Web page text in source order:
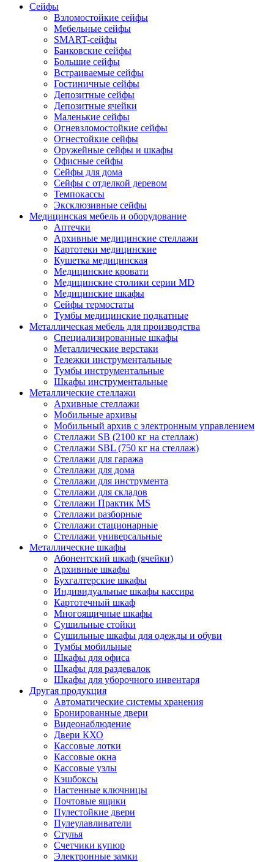
Сейфы
Взломостойкие сейфы
Мебельные сейфы
SMART-сейфы
Банковские сейфы
Большие сейфы
Встраиваемые сейфы
Гостиничные сейфы
Депозитные сейфы
Депозитные ячейки
Маленькие сейфы
Огневзломостойкие сейфы
Огнестойкие сейфы
Оружейные сейфы и шкафы
Офисные сейфы
Сейфы для дома
Сейфы с отделкой деревом
Темпокассы
Эксклюзивные сейфы
Медицинская мебель и оборудование
Аптечки
Архивные медицинские стеллажи
Картотеки медицинские
Кушетка медицинская
Медицинские кровати
Медицинские столики серии MD
Медицинские шкафы
Сейфы термостаты
Тумбы медицинские подкатные
Металлическая мебель для производства
Cпециализированные шкафы
Металлические верстаки
Тележки инструментальные
Тумбы инструментальные
Шкафы инструментальные
Металлические стеллажи
Архивные стеллажи
Мобильные архивы
Мобильный архив с электронным управлением
Стеллажи SB (2100 кг на стеллаж)
Стеллажи SBL (750 кг на стеллаж)
Стеллажи для гаража
Стеллажи для дома
Стеллажи для инструмента
Стеллажи для складов
Стеллажи Практик MS
Стеллажи разборные
Стеллажи стационарные
Стеллажи универсальные
Металлические шкафы
Абонентский шкаф (ячейки)
Архивные шкафы
Бухгалтерские шкафы
Индивидуальные шкафы кассира
Картотечный шкаф
Многоящичные шкафы
Сушильные стойки
Сушильные шкафы для одежды и обуви
Тумбы мобильные
Шкафы для офиса
Шкафы для раздевалок
Шкафы для уборочного инвентаря
Другая продукция
Автоматические системы хранения
Бронированные двери
Видеонаблюдение
Двери КХО
Кассовые лотки
Кассовые окна
Кассовые узлы
Кэшбоксы
Настенные ключницы
Почтовые ящики
Пулестойкие двери
Пулеулавливатели
Стулья
Счетчики купюр
Электронные замки